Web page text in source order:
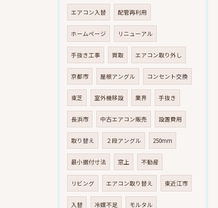
エアコン入替 配管再利用
ホームページ リニューアル
手抜き工事 買取 エアコン取り外し
京都市 屋根アングル コンセント交換
東芝 室外機移設 業界 手抜き
長浜市 中古エアコン販売 設置費用
取り替え ２段アングル 250mm
最小据付寸法 窓上 不動産
リビング エアコン取り替え 東近江市
入替 冷媒不足 モルタル